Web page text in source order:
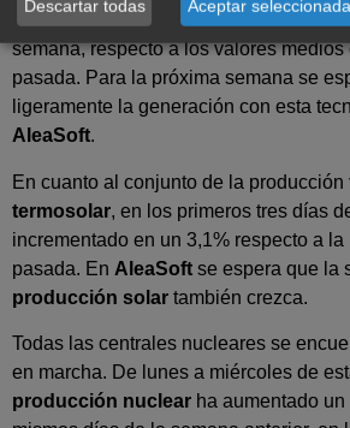
La producción eólicaha subido un
semana, respecto a los valores medios
pasada. Para la próxima semana se
ligeramente la generación con esta
AleaSoft.
En cuanto al conjunto de la producción
termosolar, en los primeros tres días
incrementado en un 3,1% respecto a
pasada. En AleaSoft se espera que la
producción solar también crezca.
Todas las centrales nucleares se
en marcha. De lunes a miércoles de
producción nuclear ha aumentado
Descartar todas Aceptar